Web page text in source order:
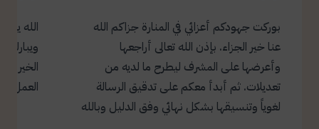
بوركت جهودكم أعزائي في المنارة جزاكم الله
عنا خير الجزاء. بإذن الله تعالى أراجعها
وأعرضها على المشرف ليطرح ما لديه من
تعديلات. ثم أبدأ معكم على تدقيق الرسالة
لغوياً وتنسيقها بشكل نهائي وفق الدليل وبالله
الله
العمل.